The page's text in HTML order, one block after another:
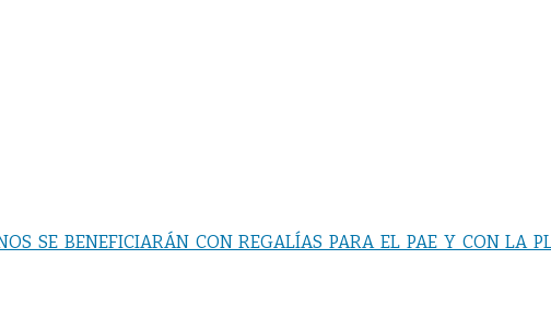
SE BENEFICIARÁN CON REGALÍAS PARA EL PAE Y CON LA